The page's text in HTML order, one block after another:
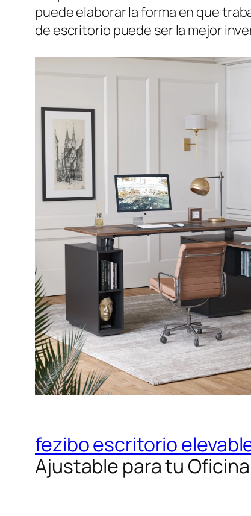
puede elaborar la forma en que
de escritorio puede ser la mejor
fezibo escritorio
Ajustable para tu